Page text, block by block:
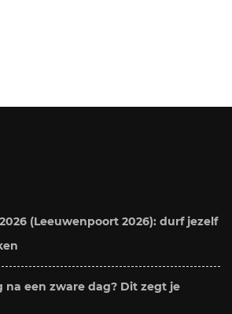
(Leeuwenpoort 2026): durf jezelf
na een zware dag? Dit zegt je